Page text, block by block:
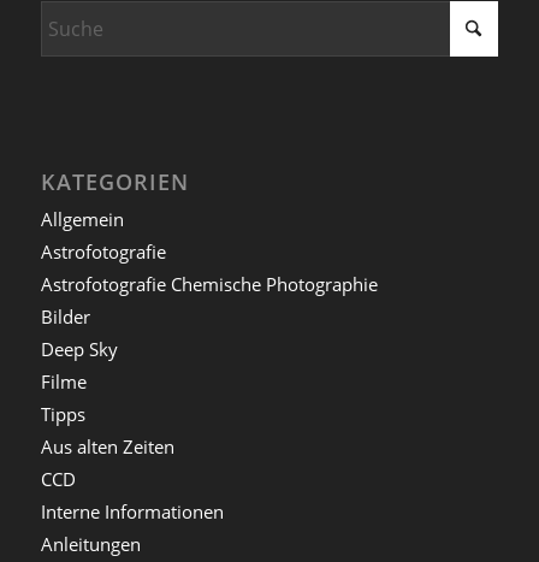
KATEGORIEN
Allgemein
Astrofotografie
Astrofotografie Chemische Photographie
Bilder
Deep Sky
Filme
Tipps
Aus alten Zeiten
CCD
Interne Informationen
Anleitungen